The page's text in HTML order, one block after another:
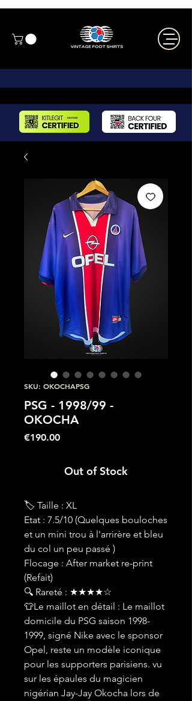
SKU: OKOCHAPSG
PSG - 1998/99 -
OKOCHA
€190.00Price
Out of Stock
🏷 Taille : XL
Etat : 7.5/10 (Quelques bouloches
et un mini trou à l'arrirère et bleu
du col un peu passé )
Flocage : After market re-print
(Refait)
🔍 Rareté : ★★★★☆
👕Le maillot en détail : Le maillot
domicile du PSG saison 1998-
1999, signé Nike avec le sponsor
Opel, reste un modèle iconique
pour les supporters parisiens. vu
sur les épaules du magicien
nigérian Jay-Jay Okocha lors de